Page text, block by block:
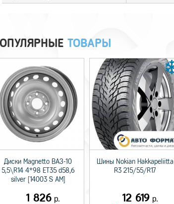
ТОВАРЫ
Диски Magnetto ВАЗ-10
5,5\R14 4*98 ET35 d58,6
silver [14003 S AM]
1 826 р.
Шины Nokian Hakkapeliitta
R3 215/55/R17
12 619р.